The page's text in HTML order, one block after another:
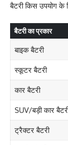
बैटरी किस उपयोग के
बैटरी का प्रकार
बाइक बैटरी
स्कूटर बैटरी
कार बैटरी
SUV/बड़ी कार
ट्रैक्टर बैटरी